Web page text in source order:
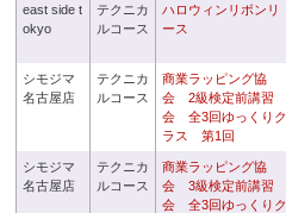
east side t
okyo
テクニカ
ルコース
ハロウィンリボンリ
ース
シモジマ
名古屋店
テクニカ
ルコース
商業ラッピング協
会 2級検定前講習
会 全3回ゆっくりク
ラス 第1回
シモジマ
名古屋店
テクニカ
ルコース
商業ラッピング協
会 3級検定前講習
会 全3回ゆっくりク